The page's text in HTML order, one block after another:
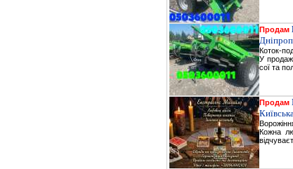
Продам
Коток-
У
сої та
Продам
Кожна